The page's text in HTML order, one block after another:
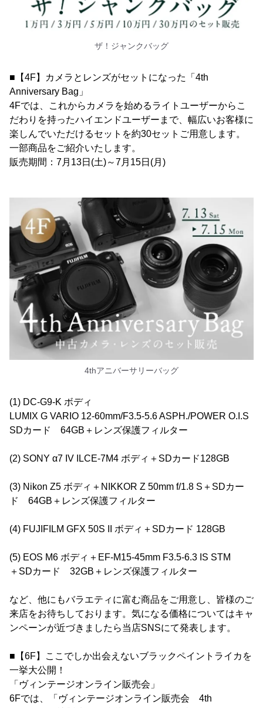
ザ！ジャンクバッグ
■【4F】カメラとレンズがセットになった「4th
Anniversary Bag」
4Fでは、これからカメラを始めるライトユーザーからこ
だわりを持ったハイエンドユーザーまで、幅広いお客様に
楽しんでいただけるセットを約30セットご用意します。
一部商品をご紹介いたします。
販売期間：7月13日(土)～7月15日(月)
4thアニバーサリーバッグ
(1) DC-G9-K ボディ
LUMIX G VARIO 12-60mm/F3.5-5.6 ASPH./POWER O.I.S
SDカード 64GB＋レンズ保護フィルター
(2) SONY α7 IV ILCE-7M4 ボディ＋SDカード128GB
(3) Nikon Z5 ボディ＋NIKKOR Z 50mm f/1.8 S＋SDカー
ド 64GB＋レンズ保護フィルター
(4) FUJIFILM GFX 50S II ボディ＋SDカード 128GB
(5) EOS M6 ボディ＋EF-M15-45mm F3.5-6.3 IS STM
＋SDカード 32GB＋レンズ保護フィルター
など、他にもバラエティに富む商品をご用意し、皆様のご
来店をお待ちしております。気になる価格についてはキャ
ンペーンが近づきましたら当店SNSにて発表します。
■【6F】ここでしか出会えないブラックペイントライカを
一挙大公開！
「ヴィンテージオンライン販売会」
6Fでは、「ヴィンテージオンライン販売会 4th